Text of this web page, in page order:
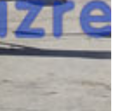
HYBRID